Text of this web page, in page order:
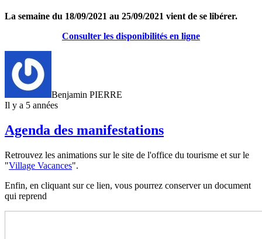
La semaine du 18/09/2021 au 25/09/2021 vient de se libérer.
Consulter les disponibilités en ligne
Benjamin PIERRE
Il y a 5 années
Agenda des manifestations
Retrouvez les animations sur le site de l'office du tourisme et sur le
"Village Vacances".
Enfin, en cliquant sur ce lien, vous pourrez conserver un document
qui reprend